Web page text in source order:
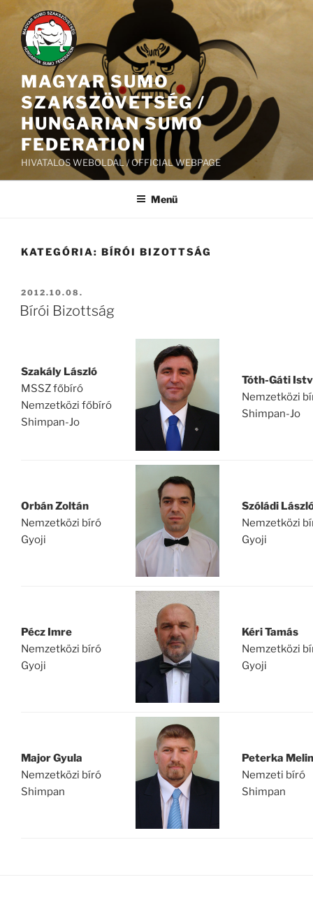
Tartalomhoz
MAGYAR SUMO
SZAKSZÖVETSÉG /
HUNGARIAN SUMO
FEDERATION
HIVATALOS WEBOLDAL / OFFICIAL WEBPAGE
Menü
KATEGÓRIA: BÍRÓI BIZOTTSÁG
BEKÜLDVE:
2012.10.08.
Bírói Bizottság
Szakály László
MSSZ főbíró
Nemzetközi főbíró
Shimpan-Jo
Tóth-Gáti
Nemzetközi
Shimpan-Jo
Orbán Zoltán
Nemzetközi bíró
Gyoji
Szóládi
Nemzetközi
Gyoji
Pécz Imre
Nemzetközi bíró
Gyoji
Kéri Tamás
Nemzetközi
Gyoji
Major Gyula
Nemzetközi bíró
Shimpan
Peterka
Nemzeti bíró
Shimpan